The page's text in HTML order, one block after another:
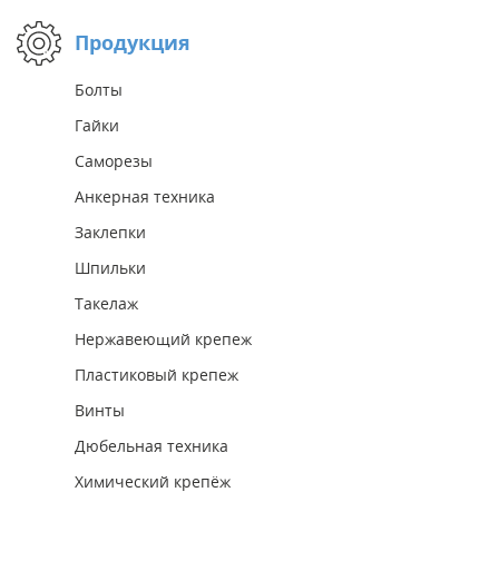
Продукция
Болты
Гайки
Саморезы
Анкерная техника
Заклепки
Шпильки
Такелаж
Нержавеющий крепеж
Пластиковый крепеж
Винты
Дюбельная техника
Химический крепёж